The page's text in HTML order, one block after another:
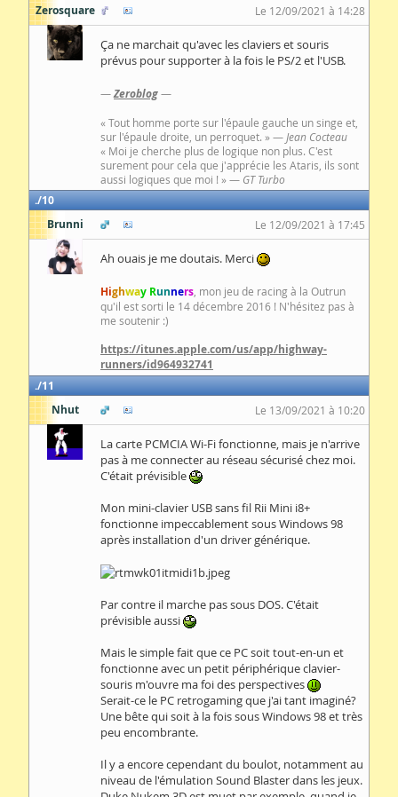
Zerosquare
Le 12/09/2021 à 14:28
Ça ne marchait qu'avec les claviers et souris
prévus pour supporter à la fois le PS/2 et l'USB.
—Zeroblog—
« Tout homme porte sur l'épaule gauche un singe et,
sur l'épaule droite, un perroquet. » — Jean Cocteau
« Moi je cherche plus de logique non plus. C'est
surement pour cela que j'apprécie les Ataris, ils sont
aussi logiques que moi ! » — GT Turbo
10
Brunni
Le 12/09/2021 à 17:45
Ah ouais je me doutais. Merci
Highway Runners , mon jeu de racing à la Outrun
qu'il est sorti le 14 décembre 2016 ! N'hésitez pas à
me soutenir :)
https://itunes.apple.com/us/app/highway-
runners/id964932741
11
Nhut
Le 13/09/2021 à 10:20
La carte PCMCIA Wi-Fi fonctionne, mais je n'arrive
pas à me connecter au réseau sécurisé chez moi.
C'était prévisible
Mon mini-clavier USB sans fil Rii Mini i8+
fonctionne impeccablement sous Windows 98
après installation d'un driver générique.
Par contre il marche pas sous DOS. C'était
prévisible aussi
Mais le simple fait que ce PC soit tout-en-un et
fonctionne avec un petit périphérique clavier-
souris m'ouvre ma foi des perspectives
Serait-ce le PC retrogaming que j'ai tant imaginé?
Une bête qui soit à la fois sous Windows 98 et très
peu encombrante.
Il y a encore cependant du boulot, notamment au
niveau de l'émulation Sound Blaster dans les jeux.